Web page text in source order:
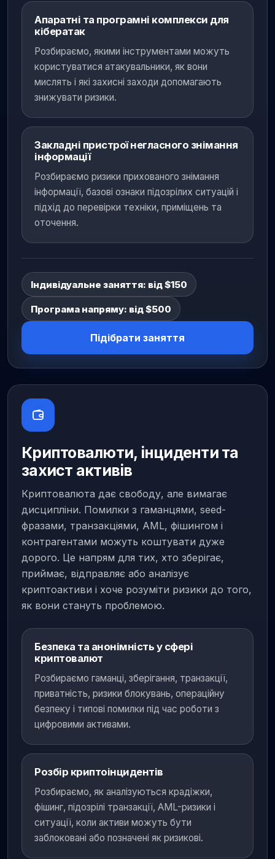
Апаратні та програмні комплекси для
кібератак
Розбираємо, якими інструментами можуть
користуватися атакувальники, як вони
мислять і які захисні заходи допомагають
знижувати ризики.
Закладні пристрої негласного знімання
інформації
Розбираємо ризики прихованого знімання
інформації, базові ознаки підозрілих ситуацій і
підхід до перевірки техніки, приміщень та
оточення.
Індивідуальне заняття: від $150
Програма напряму: від $500
Підібрати заняття
Криптовалюти, інциденти та
захист активів
Криптовалюта дає свободу, але вимагає
дисципліни. Помилки з гаманцями, seed-
фразами, транзакціями, AML, фішингом і
контрагентами можуть коштувати дуже
дорого. Це напрям для тих, хто зберігає,
приймає, відправляє або аналізує
криптоактиви і хоче розуміти ризики до того,
як вони стануть проблемою.
Безпека та анонімність у сфері
криптовалют
Розбираємо гаманці, зберігання, транзакції,
приватність, ризики блокувань, операційну
безпеку і типові помилки під час роботи з
цифровими активами.
Розбір криптоінцидентів
Розбираємо, як аналізуються крадіжки,
фішинг, підозрілі транзакції, AML-ризики і
ситуації, коли активи можуть бути
заблоковані або позначені як ризикові.